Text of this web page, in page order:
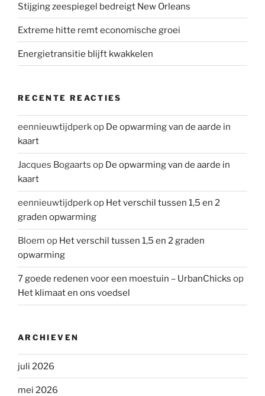
Stijging zeespiegel bedreigt New Orleans
Extreme hitte remt economische groei
Energietransitie blijft kwakkelen
RECENTE REACTIES
eennieuwtijdperkop De opwarming van de aarde in
kaart
Jacques Bogaarts op De opwarming van de aarde in
kaart
eennieuwtijdperkop Het verschil tussen 1,5 en 2
graden opwarming
Bloem op Het verschil tussen 1,5 en 2 graden
opwarming
7 goede redenen voor een moestuin – UrbanChicks op
Het klimaat en ons voedsel
ARCHIEVEN
juli 2026
mei 2026